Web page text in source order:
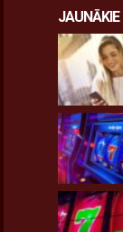
JAUNĀKIE